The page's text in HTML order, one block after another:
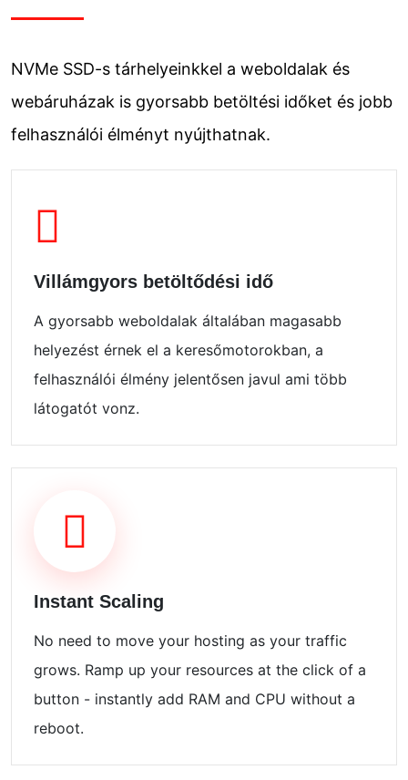
NVMe SSD-s tárhelyeinkkel a weboldalak és
webáruházak is gyorsabb betöltési időket és jobb
felhasználói élményt nyújthatnak.
Villámgyors betöltődési idő
A gyorsabb weboldalak általában magasabb
helyezést érnek el a keresőmotorokban, a
felhasználói élmény jelentősen javul ami több
látogatót vonz.
Instant Scaling
No need to move your hosting as your traffic
grows. Ramp up your resources at the click of a
button - instantly add RAM and CPU without a
reboot.